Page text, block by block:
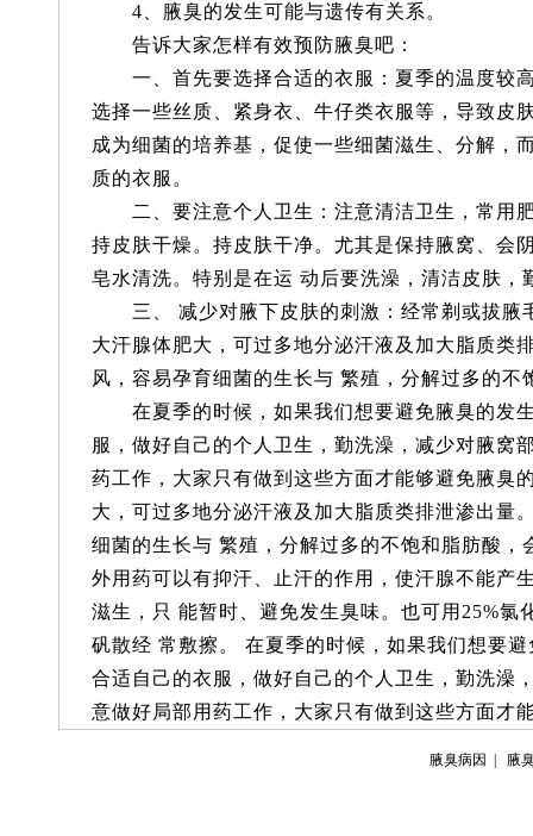
4、腋臭的发生可能与遗传有关系。
告诉大家怎样有效预防腋臭吧：
一、首先要选择合适的衣服：夏季的温度较
选择一些丝质、紧身衣、牛仔类衣服等，导致皮
成为细菌的培养基，促使一些细菌滋生、分解，
质的衣服。
二、要注意个人卫生：注意清洁卫生，常用
持皮肤干燥。持皮肤干净。尤其是保持腋窝、会
皂水清洗。特别是在运 动后要洗澡，清洁皮肤，
三、 减少对腋下皮肤的刺激：经常剃或拔腋
大汗腺体肥大，可过多地分泌汗液及加大脂质类
风，容易孕育细菌的生长与 繁殖，分解过多的
在夏季的时候，如果我们想要避免腋臭的发
服，做好自己的个人卫生，勤洗澡，减少对腋窝
药工作，大家只有做到这些方面才能够避免腋臭
大，可过多地分泌汗液及加大脂质类排泄渗出量
细菌的生长与 繁殖，分解过多的不饱和脂肪酸
外用药可以有抑汗、止汗的作用，使汗腺不能产
滋生，只 能暂时、避免发生臭味。也可用25%氯
矾散经 常敷擦。 在夏季的时候，如果我们想要
合适自己的衣服，做好自己的个人卫生，勤洗澡
意做好局部用药工作，大家只有做到这些方面才
腋臭病因 腋